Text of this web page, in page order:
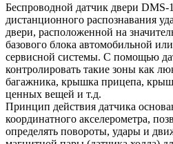
Беспроводной датчик двери DMS-
дистанционного распознавания
двери, расположенной на
базового блока автомобильной
сервисной системы. С помощью
контролировать такие зоны как
багажника, крышка прицепа,
ценных вещей и т.д.
Принцип действия датчика
координатного акселерометра,
определять повороты, удары и